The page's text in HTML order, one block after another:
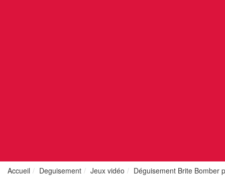
Accueil Deguisement Jeux vidéo Déguisement Brite Bomber